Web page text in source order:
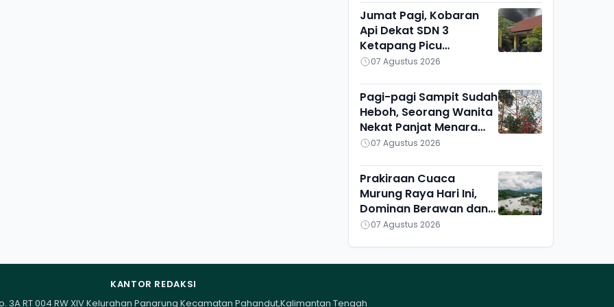
Jumat Pagi, Kobaran
Api Dekat SDN 3
Ketapang Picu
Kepanikan Siswa
07 Agustus 2026
Pagi-pagi Sampit Sudah
Heboh, Seorang Wanita
Nekat Panjat Menara
TVRI, Mau Apa?
07 Agustus 2026
Prakiraan Cuaca
Murung Raya Hari Ini,
Dominan Berawan dan
Cerah, Seribu Riam
07 Agustus 2026
KANTOR REDAKSI
3A RT 004 RW XIV Kelurahan Panarung Kecamatan Pahandut,Kalimantan Tengah